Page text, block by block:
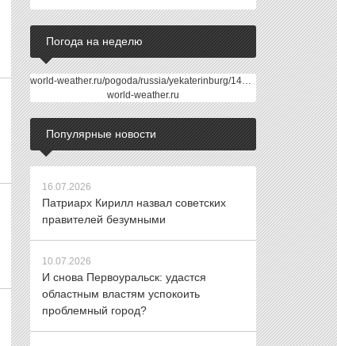
Погода на неделю
world-weather.ru/pogoda/russia/yekaterinburg/14days/
world-weather.ru
Популярные новости
16.07.2026
Патриарх Кирилл назвал советских
правителей безумными
10.07.2026
И снова Первоуральск: удастся
областным властям успокоить
проблемный город?